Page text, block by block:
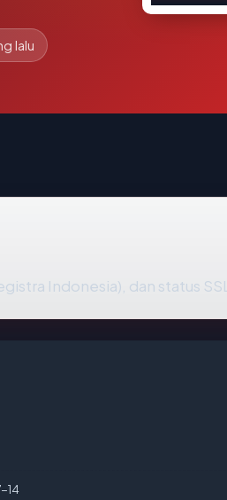
lalu
Indonesia), dan status SSL.
14